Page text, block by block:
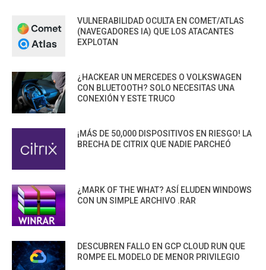
VULNERABILIDAD OCULTA EN COMET/ATLAS
(NAVEGADORES IA) QUE LOS ATACANTES
EXPLOTAN
¿HACKEAR UN MERCEDES O VOLKSWAGEN
CON BLUETOOTH? SOLO NECESITAS UNA
CONEXIÓN Y ESTE TRUCO
¡MÁS DE 50,000 DISPOSITIVOS EN RIESGO! LA
BRECHA DE CITRIX QUE NADIE PARCHEÓ
¿MARK OF THE WHAT? ASÍ ELUDEN WINDOWS
CON UN SIMPLE ARCHIVO .RAR
DESCUBREN FALLO EN GCP CLOUD RUN QUE
ROMPE EL MODELO DE MENOR PRIVILEGIO